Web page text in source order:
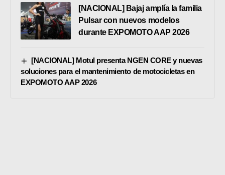
[NACIONAL] Bajaj amplía la familia
Pulsar con nuevos modelos
durante EXPOMOTO AAP 2026
[NACIONAL] Motul presenta NGEN CORE y nuevas
soluciones para el mantenimiento de motocicletas en
EXPOMOTO AAP 2026